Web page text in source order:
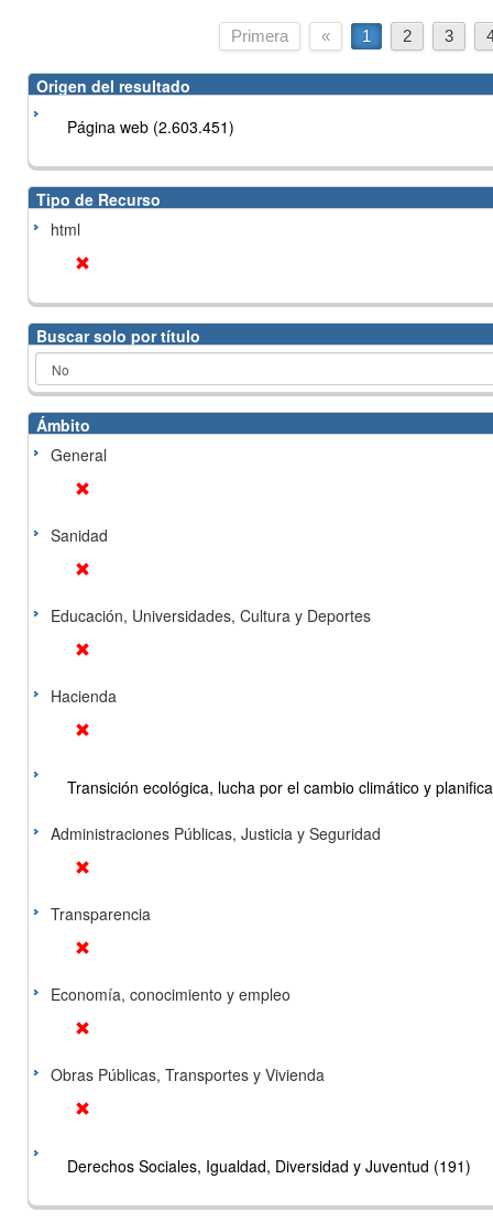
Primera « 1 2 3
Origen del resultado
Página web (2.603.451)
Tipo de Recurso
html
Buscar solo por título
Ámbito
General
Sanidad
Educación, Universidades, Cultura y Deportes
Hacienda
Transición ecológica, lucha por el cambio climático y
Administraciones Públicas, Justicia y Seguridad
Transparencia
Economía, conocimiento y empleo
Obras Públicas, Transportes y Vivienda
Derechos Sociales, Igualdad, Diversidad y Juventud (191)